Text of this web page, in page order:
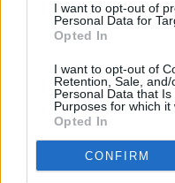
I want to opt-out of
Personal Data for
Opted In
I want to opt-out of
Retention, Sale,
Personal Data that
Purposes for which it
Opted In
CONFIRM